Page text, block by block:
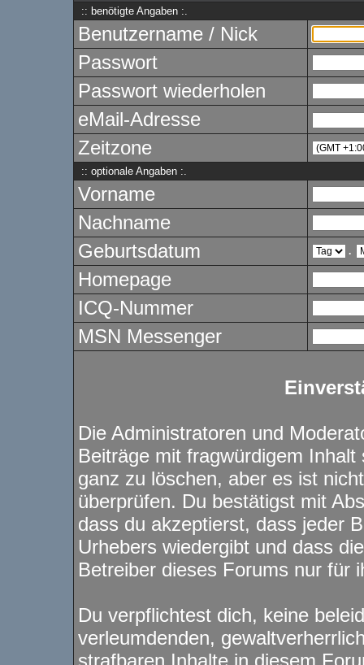
:: benötigte Angaben :.
Benutzername / Nick
Passwort
Passwort wiederholen
eMail-Adresse
Zeitzone
:: optionale Angaben :.
Vorname
Nachname
Geburtsdatum
.
Homepage
ICQ-Nummer
MSN Messenger
Die Administratoren und
Beiträge mit fragwürdigem
ganz zu löschen, aber es ist
überprüfen. Du bestätigst mit
dass du akzeptierst, dass jeder
Urhebers wiedergibt und dass
Betreiber dieses Forums nur für
Du verpflichtest dich, keine
verleumdenden,
strafbaren Inhalte in diesem